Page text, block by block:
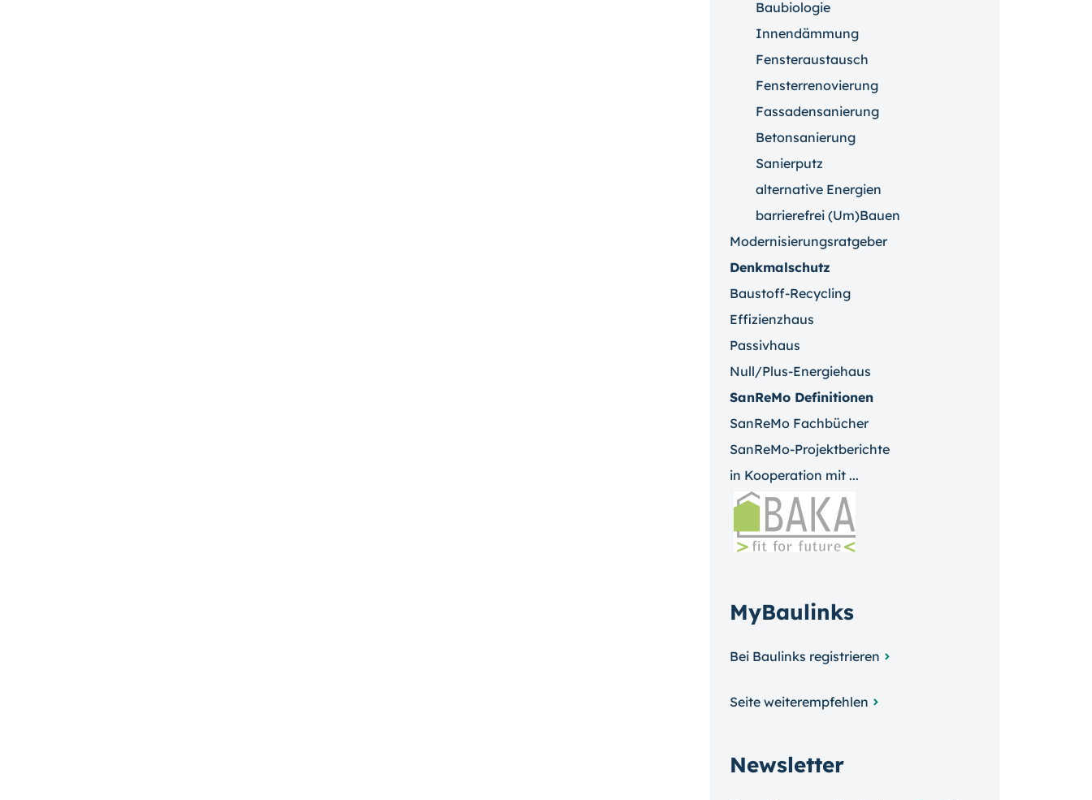
Baubiologie
Innendämmung
Fensteraustausch
Fensterrenovierung
Fassadensanierung
Betonsanierung
Sanierputz
alternative Energien
barrierefrei (Um)Bauen
Modernisierungsratgeber
Denkmalschutz
Baustoff-Recycling
Effizienzhaus
Passivhaus
Null/Plus-Energiehaus
SanReMo Definitionen
SanReMo Fachbücher
SanReMo-Projektberichte
in Kooperation mit ...
MyBaulinks
Bei Baulinks registrieren
Seite weiterempfehlen
Newsletter